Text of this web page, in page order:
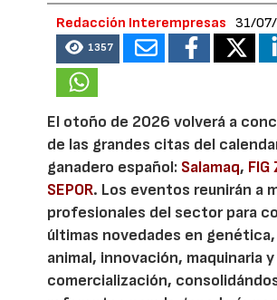
Redacción Interempresas 31/
1357
El otoño de 2026 volverá a
de las grandes citas del
ganadero español: Salamaq, FIG
SEPOR. Los eventos reunirán a
profesionales del sector para
últimas novedades en
animal, innovación, maquinaria y
comercialización,